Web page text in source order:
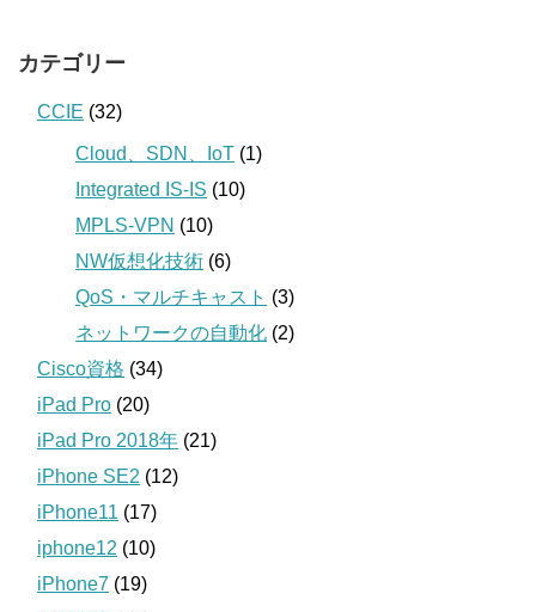
カテゴリー
CCIE (32)
Cloud、SDN、IoT (1)
Integrated IS-IS (10)
MPLS-VPN (10)
NW仮想化技術 (6)
QoS・マルチキャスト (3)
ネットワークの自動化 (2)
Cisco資格 (34)
iPad Pro (20)
iPad Pro 2018年 (21)
iPhone SE2 (12)
iPhone11 (17)
iphone12 (10)
iPhone7 (19)